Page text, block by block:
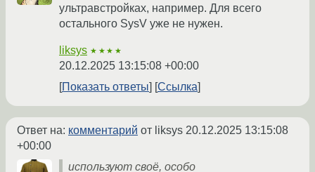
ультравстройках, например. Для всего
остального SysV уже не нужен.
liksys ★★★★
20.12.2025 13:15:08 +00:00
Показать ответы
Ссылка
Ответ на: комментарий от liksys 20.12.2025 13:15:08
+00:00
используют своё, особо